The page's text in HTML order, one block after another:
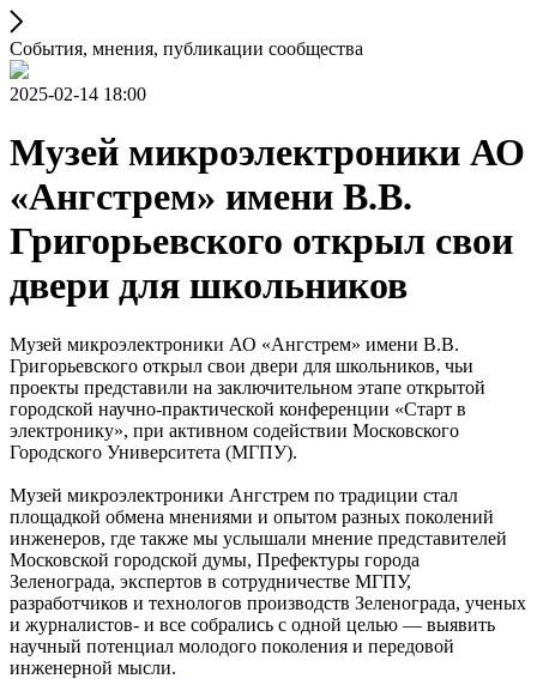
События, мнения, публикации сообщества
2025-02-14 18:00
Музей микроэлектроники АО
«Ангстрем» имени В.В.
Григорьевского открыл свои
двери для школьников
Музей микроэлектроники АО «Ангстрем» имени В.В.
Григорьевского открыл свои двери для школьников, чьи
проекты представили на заключительном этапе открытой
городской научно-практической конференции «Старт в
электронику», при активном содействии Московского
Городского Университета (МГПУ).
Музей микроэлектроники Ангстрем по традиции стал
площадкой обмена мнениями и опытом разных поколений
инженеров, где также мы услышали мнение представителей
Московской городской думы, Префектуры города
Зеленограда, экспертов в сотрудничестве МГПУ,
разработчиков и технологов производств Зеленограда, ученых
и журналистов- и все собрались с одной целью –– выявить
научный потенциал молодого поколения и передовой
инженерной мысли.